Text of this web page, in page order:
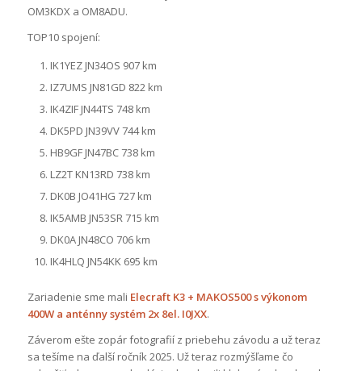
OM3KDX a OM8ADU.
TOP10 spojení:
IK1YEZ JN34OS 907 km
IZ7UMS JN81GD 822 km
IK4ZIF JN44TS 748 km
DK5PD JN39VV 744 km
HB9GF JN47BC 738 km
LZ2T KN13RD 738 km
DK0B JO41HG 727 km
IK5AMB JN53SR 715 km
DK0A JN48CO 706 km
IK4HLQ JN54KK 695 km
Zariadenie sme mali Elecraft K3 + MAKOS500 s výkonom
400W a anténny systém 2x 8el. I0JXX.
Záverom ešte zopár fotografií z priebehu závodu a už teraz
sa tešíme na ďalší ročník 2025. Už teraz rozmýšľame čo